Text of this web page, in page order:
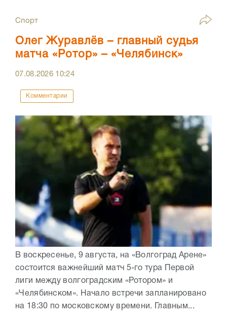
Спорт
Олег Журавлёв – главный судья
матча «Ротор» – «Челябинск»
07.08.2026 10:24
Комментарии
В воскресенье, 9 августа, на «Волгоград Арене»
состоится важнейший матч 5-го тура Первой
лиги между волгоградским «Ротором» и
«Челябинском». Начало встречи запланировано
на 18:30 по московскому времени. Главным...